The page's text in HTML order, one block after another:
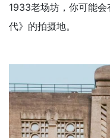
1933老场坊，你可能
代》的拍摄地。